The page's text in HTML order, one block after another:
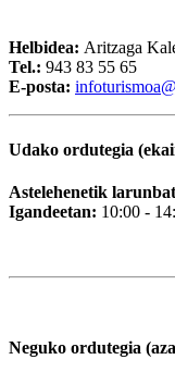
Helbidea: Aritzaga
Tel.: 943 83 55 65
E-posta: i
Udako ordutegia
Astelehenetik
Igandeetan: 10:00 -
Neguko ordutegia